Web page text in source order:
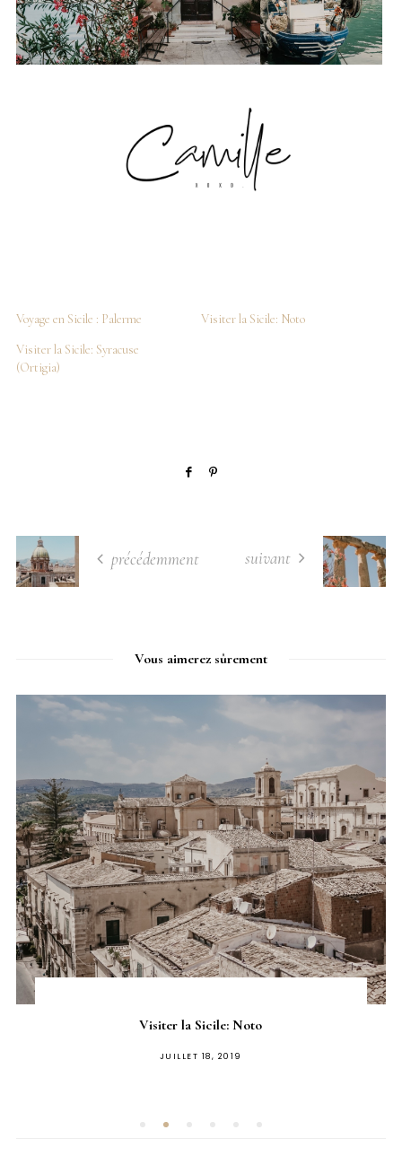
Voyage en Sicile : Palerme
Visiter la Sicile: Noto
Visiter la Sicile: Syracuse
(Ortigia)
précédemment suivant
Vous aimerez sûrement
Visiter la Sicile: Noto
PUBLIÉ
JUILLET 18, 2019